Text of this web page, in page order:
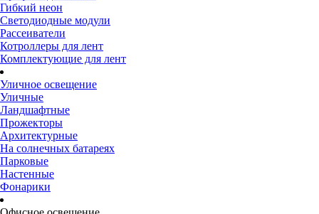
Гибкий неон
Светодиодные модули
Рассеиватели
Котроллеры для лент
Комплектующие для лент
Уличное освещение
Уличные
Ландшафтные
Прожекторы
Архитектурные
На солнечных батареях
Парковые
Настенные
Фонарики